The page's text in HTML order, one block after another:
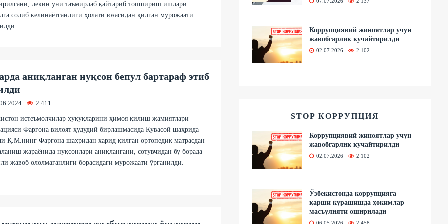
лекин уни таъмирлаб қайтариб топшириш ишлари
солиб келинаётганлиги ҳолати юзасидан қилган мурожаати
аниқланган нуқсон бепул бартараф этиб
2 411
истеъмолчилар ҳуқуқларини ҳимоя қилиш жамиятлари
Фарғона вилоят ҳудудий бирлашмасида Қувасой шаҳрида
Қ.М.нинг Фарғона шаҳридан харид қилган ортопедик матрасдан
жараёнида нуқсонлари аниқлангани, сотувчидан бу борада
жавоб ололмаганлиги борасидаги мурожаати ўрганилди.
Коррупциявий жиноятлар учун
жавобгарлик кучайтирилди
02.07.2026 2 102
STOP КОРРУПЦИЯ
Коррупциявий жиноятлар учун
жавобгарлик кучайтирилди
02.07.2026 2 102
Ўзбекистонда коррупцияга
қарши курашишда ҳокимлар
масъулияти оширилади